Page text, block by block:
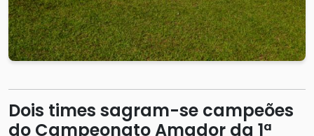
Dois times sagram-se campeões
do Campeonato Amador da 1ª